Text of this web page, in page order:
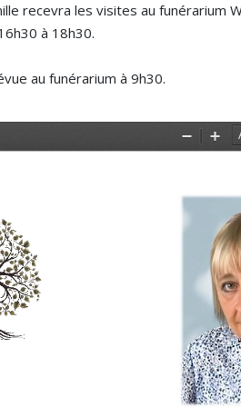
recevra les visites au funérarium
à 18h30.
au funérarium à 9h30.